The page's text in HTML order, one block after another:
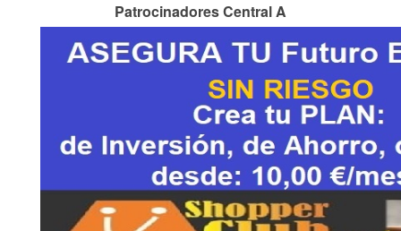
Patrocinadores Central A